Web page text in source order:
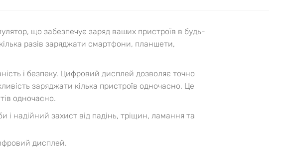
що забезпечує заряд ваших пристроїв в будь-
разів заряджати смартфони, планшети,
і безпеку. Цифровий дисплей дозволяє точно
заряджати кілька пристроїв одночасно. Це
одночасно.
і надійний захист від падінь, тріщин, ламання та
дисплей.